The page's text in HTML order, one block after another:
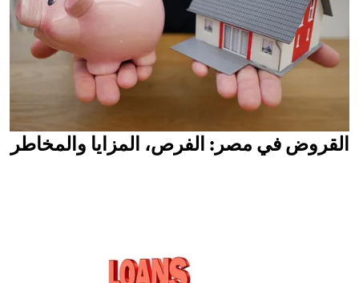
القروض في مصر: الفرص، المزايا والمخاطر